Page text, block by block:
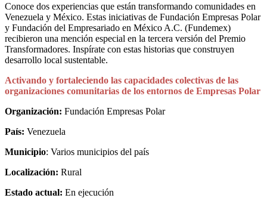
Conoce dos experiencias que están transformando comunidades en
Venezuela y México. Estas iniciativas de Fundación Empresas Polar
y Fundación del Empresariado en México A.C. (Fundemex)
recibieron una mención especial en la tercera versión del Premio
Transformadores. Inspírate con estas historias que construyen
desarrollo local sustentable.
Activando y fortaleciendo las capacidades colectivas de las
organizaciones comunitarias de los entornos de Empresas Polar
Organización: Fundación Empresas Polar
País: Venezuela
Municipio: Varios municipios del país
Localización: Rural
Estado actual: En ejecución